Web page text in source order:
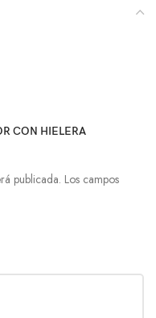
CON HIELERA
publicada. Los campos